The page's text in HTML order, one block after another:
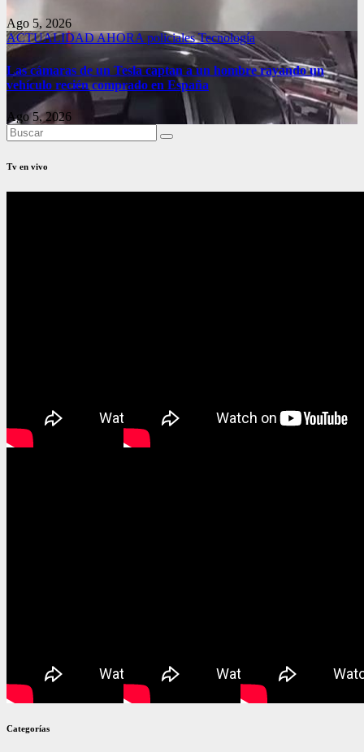
Ago 5, 2026
ACTUALIDADAHORA policialesTecnología
Las cámaras de un Tesla captan a un hombre rayando un
vehículo recién comprado en España
Ago 5, 2026
Tv en vivo
Categorías